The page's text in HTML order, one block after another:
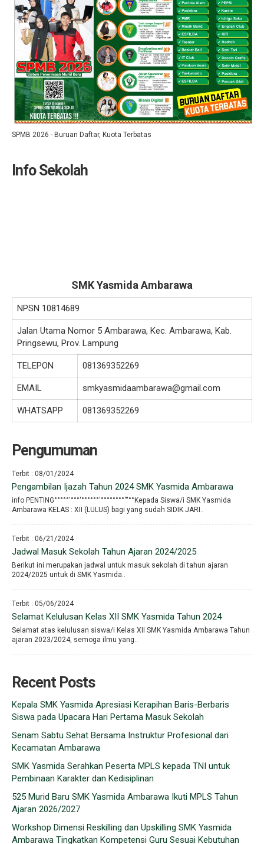
SPMB 2026 - Buruan Daftar, Kuota Terbatas
Info Sekolah
SMK Yasmida Ambarawa
NPSN 10814689
Jalan Utama Nomor 5 Ambarawa, Kec. Ambarawa, Kab.
Pringsewu, Prov. Lampung
TELEPON 081369352269
EMAIL smkyasmidaambarawa@gmail.com
WHATSAPP 081369352269
Pengumuman
Terbit : 08/01/2024
Pengambilan Ijazah Tahun 2024 SMK Yasmida Ambarawa
info PENTING°°°°°′°°°′°°°°°°′°°°°°°°°′′′°°Kepada Siswa/i SMK Yasmida
Ambarawa KELAS : XII (LULUS) bagi yang sudah SIDIK JARI..
Terbit : 06/21/2024
Jadwal Masuk Sekolah Tahun Ajaran 2024/2025
Berikut ini merupakan jadwal untuk masuk sekolah di tahun ajaran
2024/2025 untuk di SMK Yasmida..
Terbit : 05/06/2024
Selamat Kelulusan Kelas XII SMK Yasmida Tahun 2024
Selamat atas kelulusan siswa/i Kelas XII SMK Yasmida Ambarawa Tahun
ajaran 2023/2024, semoga ilmu yang..
Recent Posts
Kepala SMK Yasmida Apresiasi Kerapihan Baris-Berbaris
Siswa pada Upacara Hari Pertama Masuk Sekolah
Senam Sabtu Sehat Bersama Instruktur Profesional dari
Kecamatan Ambarawa
SMK Yasmida Serahkan Peserta MPLS kepada TNI untuk
Pembinaan Karakter dan Kedisiplinan
525 Murid Baru SMK Yasmida Ambarawa Ikuti MPLS Tahun
Ajaran 2026/2027
Workshop Dimensi Reskilling dan Upskilling SMK Yasmida
Ambarawa Tingkatkan Kompetensi Guru Sesuai Kebutuhan